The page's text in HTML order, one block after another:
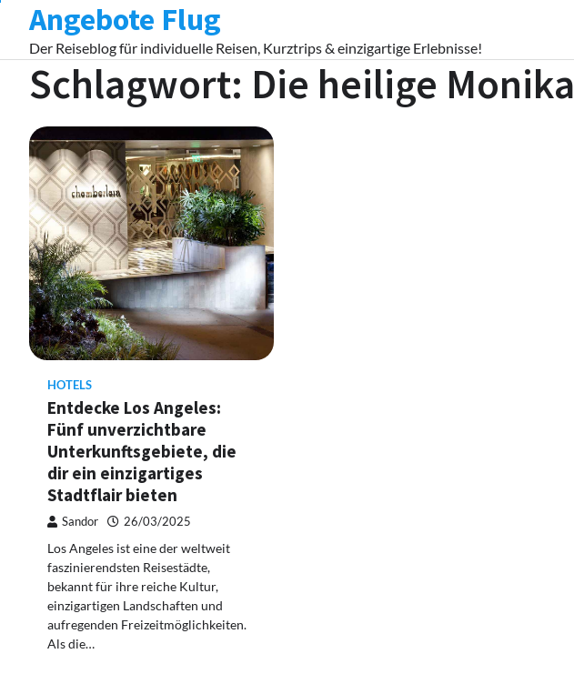
content
Angebote Flug
Der Reiseblog für individuelle Reisen, Kurztrips & einzigartige Erlebnisse!
Schlagwort: Die heilige Monika
HOTELS
Entdecke Los Angeles:
Fünf unverzichtbare
Unterkunftsgebiete, die
dir ein einzigartiges
Stadtflair bieten
Sandor 26/03/2025
Los Angeles ist eine der weltweit
faszinierendsten Reisestädte,
bekannt für ihre reiche Kultur,
einzigartigen Landschaften und
aufregenden Freizeitmöglichkeiten.
Als die…